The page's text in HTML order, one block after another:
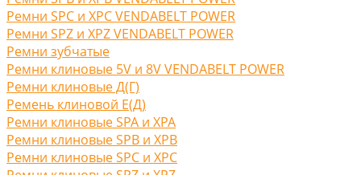
Ремни SPC и XPC VENDABELT POWER
Ремни SPZ и XPZ VENDABELT POWER
Ремни зубчатые
Ремни клиновые 5V и 8V VENDABELT POWER
Ремни клиновые Д(Г)
Ремень клиновой Е(Д)
Ремни клиновые SPA и XPA
Ремни клиновые SPB и XPB
Ремни клиновые SPC и XPC